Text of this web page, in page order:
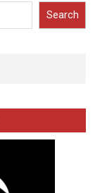
Search